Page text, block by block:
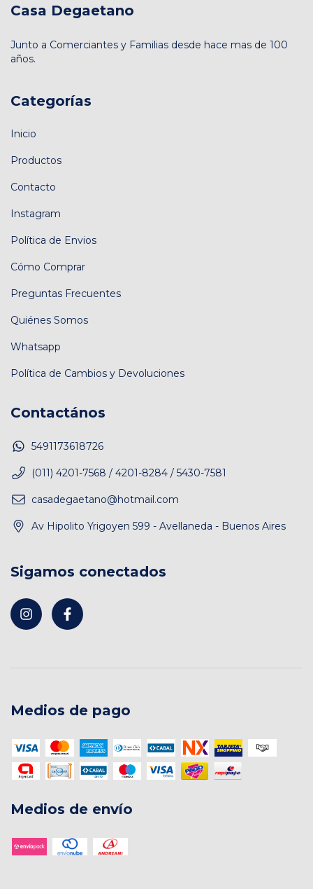
Casa Degaetano
Junto a Comerciantes y Familias desde hace mas de 100
años.
Categorías
Inicio
Productos
Contacto
Instagram
Política de Envios
Cómo Comprar
Preguntas Frecuentes
Quiénes Somos
Whatsapp
Política de Cambios y Devoluciones
Contactános
5491173618726
(011) 4201-7568 / 4201-8284 / 5430-7581
casadegaetano@hotmail.com
Av Hipolito Yrigoyen 599 - Avellaneda - Buenos Aires
Sigamos conectados
Medios de pago
Medios de envío